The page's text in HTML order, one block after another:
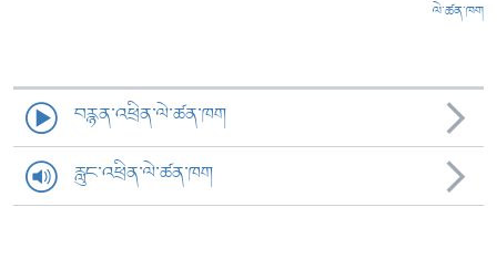
ལེ་ཚན་ཁག
བརྙན་འཕྲིན་ལེ་ཚན་ཁག
རླུང་འཕྲིན་ལེ་ཚན་ཁག